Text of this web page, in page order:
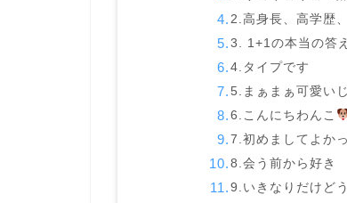
2.高身長、高学歴
3. 1+1の本当の答
4.タイプです
5.まぁまぁ可愛い
6.こんにちわんこ
7.初めましてよか
8.会う前から好き
9.いきなりだけど